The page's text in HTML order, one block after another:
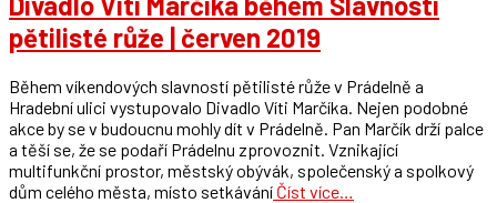
pětilisté růže | červen 2019
Během víkendových slavností pětilisté růže v Prádelně a
Hradební ulici vystupovalo Divadlo Víti Marčíka. Nejen podobné
akce by se v budoucnu mohly dít v Prádelně. Pan Marčík drží palce
a těší se, že se podaří Prádelnu zprovoznit. Vznikající
multifunkční prostor, městský obývák, společenský a spolkový
dům celého města, místo setkávání Číst více…